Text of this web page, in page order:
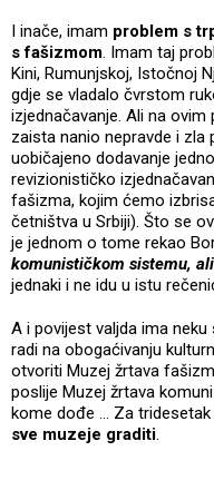
I inače, imam problem s
s fašizmom. Imam taj
Kini, Rumunjskoj, Istočnoj
gdje se vladalo čvrstom
izjednačavanje. Ali na
zaista nanio nepravde i zla
uobičajeno dodavanje
revizionističko
fašizma, kojim ćemo
četništva u Srbiji). Što se
je jednom o tome rekao
komunističkom sistemu,
jednaki i ne idu u istu
A i povijest valjda ima
radi na obogaćivanju
otvoriti Muzej žrtava
poslije Muzej žrtava
kome dođe … Za
sve muzeje graditi.